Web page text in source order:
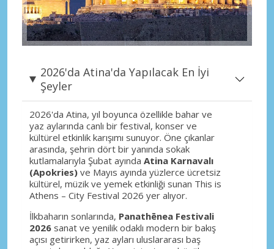
2026'da Atina'da Yapılacak En İyi
Şeyler
2026'da Atina, yıl boyunca özellikle bahar ve
yaz aylarında canlı bir festival, konser ve
kültürel etkinlik karışımı sunuyor. Öne çıkanlar
arasında, şehrin dört bir yanında sokak
kutlamalarıyla Şubat ayında Atina Karnavalı
(Apokries) ve Mayıs ayında yüzlerce ücretsiz
kültürel, müzik ve yemek etkinliği sunan This is
Athens – City Festival 2026 yer alıyor.
İlkbaharın sonlarında, Panathēnea Festivali
2026 sanat ve yenilik odaklı modern bir bakış
açısı getirirken, yaz ayları uluslararası baş